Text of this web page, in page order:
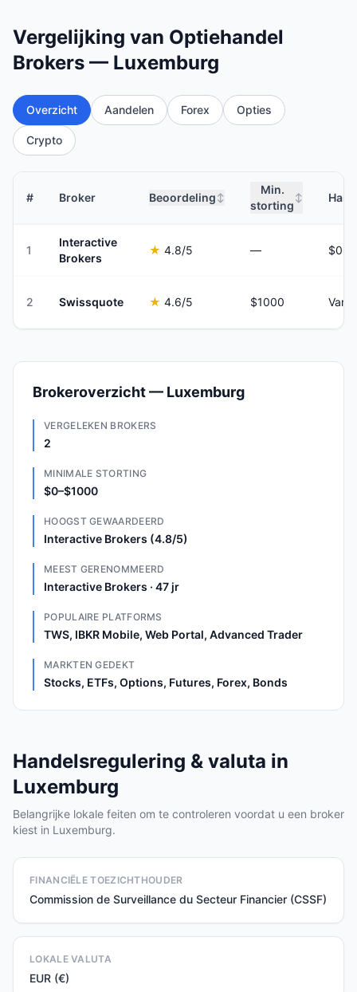
Vergelijking van Optiehandel
Brokers — Luxemburg
Overzicht Aandelen Forex Opties
Crypto
# Broker Beoordeling ↕
Min.
storting
↕
1
Interactive
Brokers
★ 4.8/5 —
2 Swissquote ★ 4.6/5 $1000
Brokeroverzicht — Luxemburg
VERGELEKEN BROKERS
2
MINIMALE STORTING
$0–$1000
HOOGST GEWAARDEERD
Interactive Brokers (4.8/5)
MEEST GERENOMMEERD
Interactive Brokers · 47 jr
POPULAIRE PLATFORMS
TWS, IBKR Mobile, Web Portal, Advanced Trader
MARKTEN GEDEKT
Stocks, ETFs, Options, Futures, Forex, Bonds
Handelsregulering & valuta in
Luxemburg
Belangrijke lokale feiten om te controleren voordat u een broker
kiest in Luxemburg.
FINANCIËLE TOEZICHTHOUDER
Commission de Surveillance du Secteur Financier (CSSF)
LOKALE VALUTA
EUR (€)